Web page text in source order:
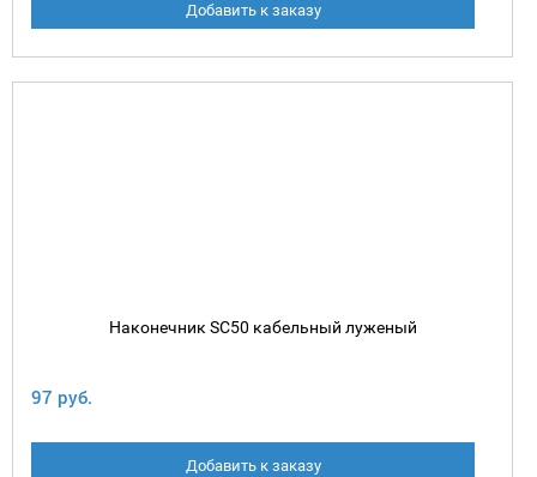
Добавить к заказу
Наконечник SC50 кабельный луженый
97 руб.
Добавить к заказу